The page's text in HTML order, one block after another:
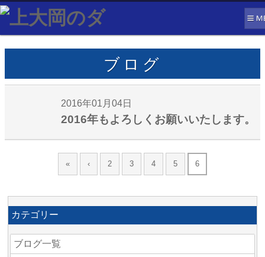
ブログ
2016年01月04日
2016年もよろしくお願いいたします。
« ‹ 2 3 4 5 6
カテゴリー
ブログ一覧